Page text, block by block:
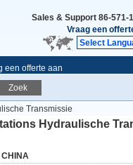
Sales & Support 86-571-
Vraag een
Select
een offerte aan
Zoek
Transmissie
Hydraulische
CHINA